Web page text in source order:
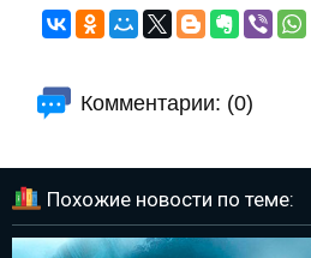
Комментарии: (0)
Похожие новости по теме: